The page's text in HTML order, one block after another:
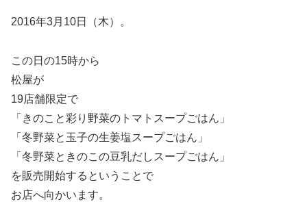
2016年3月10日（木）。
この日の15時から
松屋が
19店舗限定で
「きのこと彩り野菜のトマトスープごはん」
「冬野菜と玉子の生姜塩スープごはん」
「冬野菜ときのこの豆乳だしスープごはん」
を販売開始するということで
お店へ向かいます。